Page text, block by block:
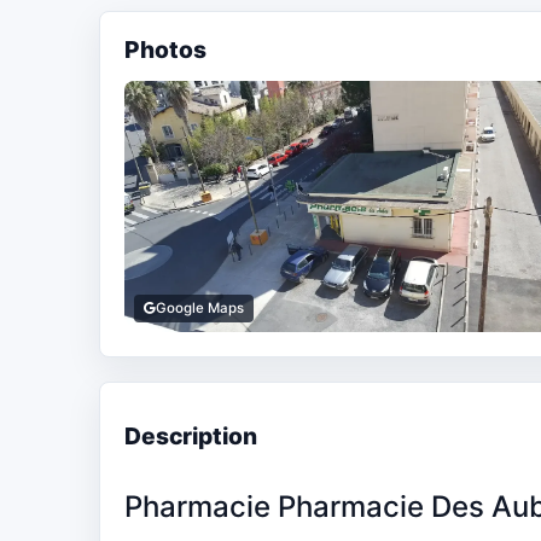
Photos
Google Maps
Description
Pharmacie Pharmacie Des